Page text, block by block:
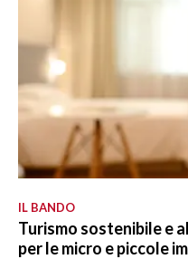
IL BANDO
Turismo sostenibile e
per le micro e piccole